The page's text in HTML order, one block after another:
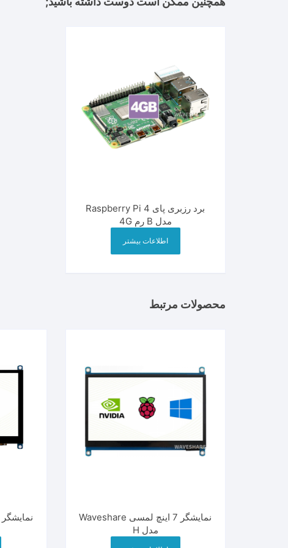
برد رزبری پای Raspberry Pi 4
مدل B رم 4G
اطلاعات بیشتر
محصولات مرتبط
نمایشگر 7 اینچ لمسی Waveshare
مدل H